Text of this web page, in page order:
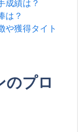
成績は？
は？
や獲得タイト
のプロ